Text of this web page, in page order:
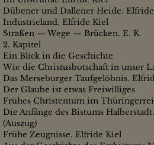
Dübener und Dallener Heide.
Industrieland. Elfride Kiel
Straßen — Wege — Brücken. E. K.
2. Kapitel
Ein Blick in die Geschichte
Wie die Christusbotschaft in unser
Das Merseburger Taufgelöbnis.
Der Glaube ist etwas Freiwilliges
Frühes Christentum im
Die Anfänge des Bistums
(Auszug)
Frühe Zeugnisse. Elfride Kiel